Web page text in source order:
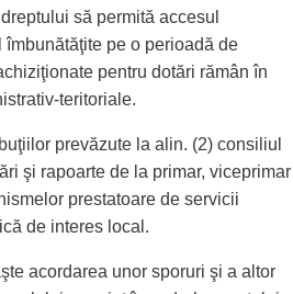
să permită accesul
pe o perioadă de
pentru dotări rămân în
teritoriale.
prevăzute la alin. (2) consiliul
şi rapoarte de la primar, viceprimar
prestatoare de servicii
de interes local.
acordarea unor sporuri şi a altor